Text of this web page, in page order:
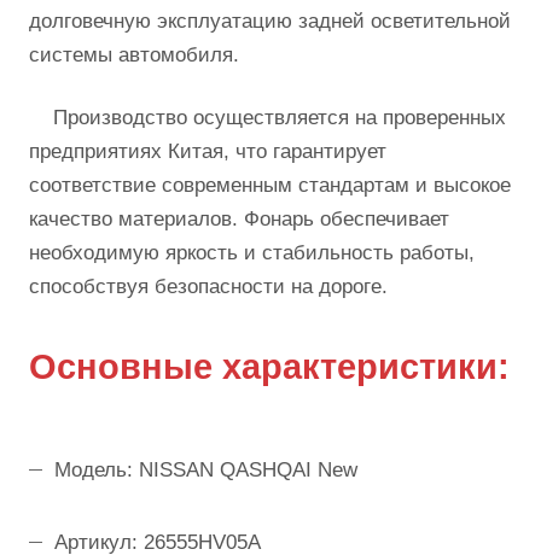
долговечную эксплуатацию задней осветительной
системы автомобиля.
Производство осуществляется на проверенных
предприятиях Китая, что гарантирует
соответствие современным стандартам и высокое
качество материалов. Фонарь обеспечивает
необходимую яркость и стабильность работы,
способствуя безопасности на дороге.
Основные характеристики:
Модель: NISSAN QASHQAI New
Артикул: 26555HV05A